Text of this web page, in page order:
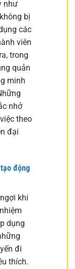
như
bị
các
viên
trong
quản
minh
nhở
theo
đại
động
khi
dụng
đi
thích.